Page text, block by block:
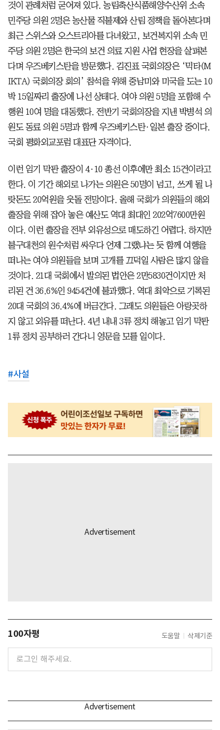
것이 관례처럼 굳어져 있다. 농림축산식품해양수산위 소속
민주당 의원 2명은 농산물 직불제와 산림 정책을 돌아본다며
최근 스위스와 오스트리아를 다녀왔고, 보건복지위 소속 민
주당 의원 2명은 한국의 보건 의료 지원 사업 현장을 살펴본
다며 우즈베키스탄을 방문했다. 김진표 국회의장은 ‘믹타(M
IKTA) 국회의장 회의’ 참석을 위해 중남미와 미국을 도는 10
박 15일짜리 출장에 나선 상태다. 여야 의원 5명을 포함해 수
행원 10여 명을 대동했다. 전반기 국회의장을 지낸 박병석 의
원도 동료 의원 5명과 함께 우즈베키스탄·일본 출장 중이다.
국회 평화외교포럼 대표단 자격이다.
이런 임기 막판 출장이 4·10 총선 이후에만 최소 15건이라고
한다. 이 기간 해외로 나가는 의원은 50명이 넘고, 쓰게 될 나
랏돈도 20억원을 웃돌 전망이다. 올해 국회가 의원들의 해외
출장을 위해 잡아 놓은 예산도 역대 최대인 202억7600만원
이다. 이런 출장을 전부 외유성으로 매도하긴 어렵다. 하지만
불구대천의 원수처럼 싸우다 언제 그랬냐는 듯 함께 여행을
떠나는 여야 의원들을 보며 고개를 끄덕일 사람은 많지 않을
것이다. 21대 국회에서 발의된 법안은 2만5830건이지만 처
리된 건 36.6%인 9454건에 불과했다. 역대 최악으로 기록된
20대 국회의 36.4%에 버금간다. 그래도 의원들은 아랑곳하
지 않고 외유를 떠난다. 4년 내내 3류 정치 해놓고 임기 막판
1류 정치 공부하러 간다니 영문을 모를 일이다.
#사설
100자평 도움말 삭제기준